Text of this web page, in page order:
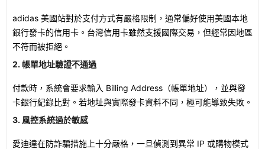
adidas 美國站對於支付方式有嚴格限制，通常偏好使用美國本地
銀行發卡的信用卡。台灣信用卡雖然支援國際交易，但經常因地區
不符而被拒絕。
2. 帳單地址驗證不通過
付款時，系統會要求輸入 Billing Address（帳單地址），並與發
卡銀行紀錄比對。若地址與實際發卡資料不同，極可能導致失敗。
3. 風控系統過於敏感
愛迪達在防詐騙措施上十分嚴格，一旦偵測到異常 IP 或購物模式